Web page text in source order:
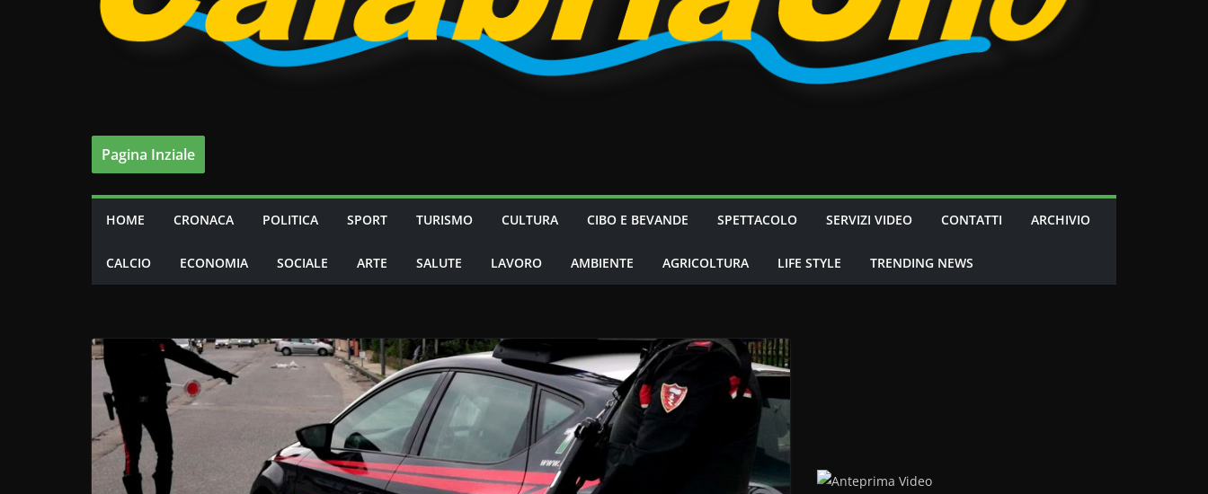
Pagina Inziale
HOME CRONACA POLITICA SPORT TURISMO CULTURA CIBO E BEVANDE SPETTACOLO SERVIZI VIDEO CONTATTI ARCHIVIO
CALCIO ECONOMIA SOCIALE ARTE SALUTE LAVORO AMBIENTE AGRICOLTURA LIFE STYLE TRENDING NEWS